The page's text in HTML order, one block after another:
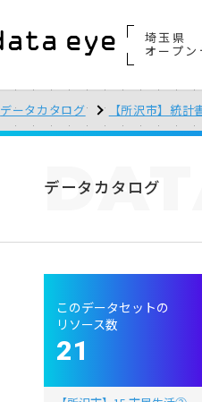
埼玉県
オープ
データカタログ 【所沢市】統計
データカタログ
このデータセットの
リソース数
21